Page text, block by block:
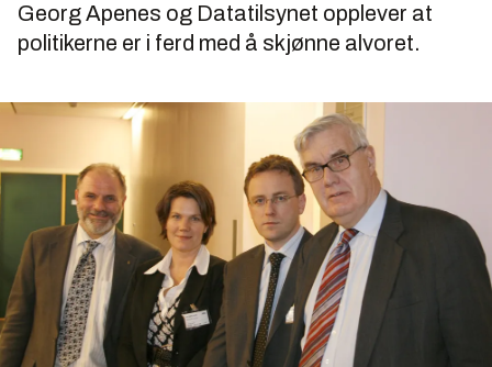
Georg Apenes og Datatilsynet opplever at
politikerne er i ferd med å skjønne alvoret.